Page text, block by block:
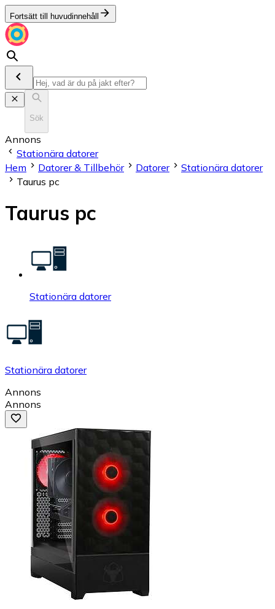
Fortsätt till huvudinnehåll
Sök
Annons
Stationära datorer
Hem
Datorer & Tillbehör Datorer
Stationära datorer
Taurus pc
Taurus pc
Stationära datorer
Stationära datorer
Annons
Annons